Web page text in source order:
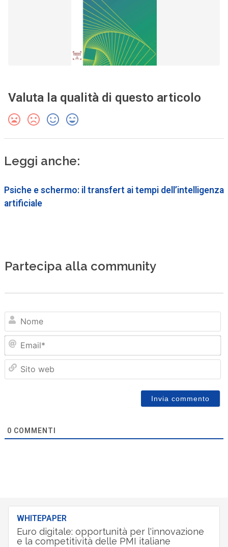
Valuta la qualità di questo articolo
Leggi anche:
Psiche e schermo: il transfert ai tempi dell’intelligenza
artificiale
Partecipa alla community
0 COMMENTI
WHITEPAPER
Euro digitale: opportunità per l'innovazione
e la competitività delle PMI italiane